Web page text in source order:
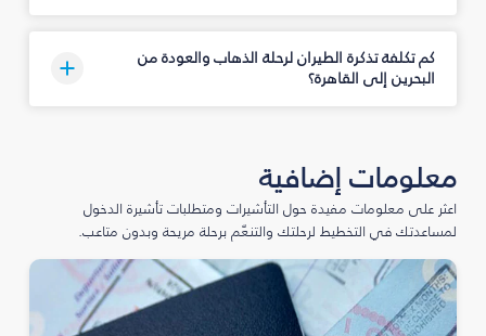
كم تكلفة تذكرة الطيران لرحلة الذهاب والعودة من
البحرين إلى القاهرة؟
معلومات إضافية
اعثر على معلومات مفيدة حول التأشيرات ومتطلبات تأشيرة الدخول
لمساعدتك في التخطيط لرحلتك والتنعّم برحلة مريحة وبدون متاعب.